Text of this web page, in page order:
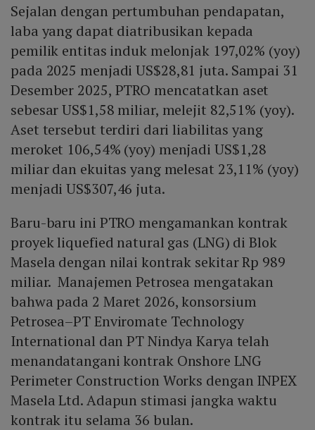
Sejalan dengan pertumbuhan pendapatan,
laba yang dapat diatribusikan kepada
pemilik entitas induk melonjak 197,02% (yoy)
pada 2025 menjadi US$28,81 juta. Sampai 31
Desember 2025, PTRO mencatatkan aset
sebesar US$1,58 miliar, melejit 82,51% (yoy).
Aset tersebut terdiri dari liabilitas yang
meroket 106,54% (yoy) menjadi US$1,28
miliar dan ekuitas yang melesat 23,11% (yoy)
menjadi US$307,46 juta.
Baru-baru ini PTRO mengamankan kontrak
proyek liquefied natural gas (LNG) di Blok
Masela dengan nilai kontrak sekitar Rp 989
miliar. Manajemen Petrosea mengatakan
bahwa pada 2 Maret 2026, konsorsium
Petrosea–PT Enviromate Technology
International dan PT Nindya Karya telah
menandatangani kontrak Onshore LNG
Perimeter Construction Works dengan INPEX
Masela Ltd. Adapun stimasi jangka waktu
kontrak itu selama 36 bulan.